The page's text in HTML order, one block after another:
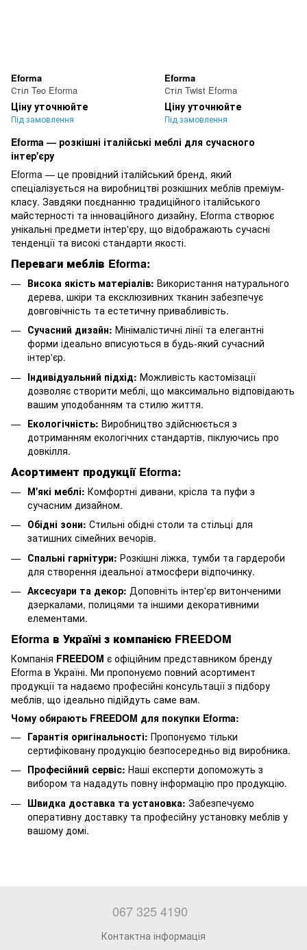
Eforma
Стіл Teo Eforma
Ціну уточнюйте
Під замовлення
Eforma
Стіл Twist Eforma
Ціну уточнюйте
Під замовлення
Eforma — розкішні італійські меблі для сучасного
інтер'єру
Eforma — це провідний італійський бренд, який
спеціалізується на виробництві розкішних меблів преміум-
класу. Завдяки поєднанню традиційного італійського
майстерності та інноваційного дизайну, Eforma створює
унікальні предмети інтер'єру, що відображають сучасні
тенденції та високі стандарти якості.
Переваги меблів Eforma:
Висока якість матеріалів: Використання натурального
дерева, шкіри та ексклюзивних тканин забезпечує
довговічність та естетичну привабливість.
Сучасний дизайн: Мінімалістичні лінії та елегантні
форми ідеально вписуються в будь-який сучасний
інтер'єр.
Індивідуальний підхід: Можливість кастомізації
дозволяє створити меблі, що максимально відповідають
вашим уподобанням та стилю життя.
Екологічність: Виробництво здійснюється з
дотриманням екологічних стандартів, піклуючись про
довкілля.
Асортимент продукції Eforma:
М'які меблі: Комфортні дивани, крісла та пуфи з
сучасним дизайном.
Обідні зони: Стильні обідні столи та стільці для
затишних сімейних вечорів.
Спальні гарнітури: Розкішні ліжка, тумби та гардероби
для створення ідеальної атмосфери відпочинку.
Аксесуари та декор: Доповніть інтер'єр витонченими
дзеркалами, полицями та іншими декоративними
елементами.
Eforma в Україні з компанією FREEDOM
Компанія FREEDOM є офіційним представником бренду
Eforma в Україні. Ми пропонуємо повний асортимент
продукції та надаємо професійні консультації з підбору
меблів, що ідеально підійдуть саме вам.
Чому обирають FREEDOM для покупки Eforma:
Гарантія оригінальності: Пропонуємо тільки
сертифіковану продукцію безпосередньо від виробника.
Професійний сервіс: Наші експерти допоможуть з
вибором та нададуть повну інформацію про продукцію.
Швидка доставка та установка: Забезпечуємо
оперативну доставку та професійну установку меблів у
вашому домі.
067 325 4190
Контактна інформація